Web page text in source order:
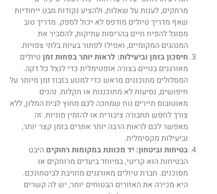
מרתקים, לענות על שאלות, ולהציע נקודות מבט ייחודיות
שאף מדריך טיולים מודפס לא יכול לספק. מדריך טוב
מסוגל להפיח חיים בהריסות עתיקות, להסביר את
המנהגים המקומיים, ואפילו לפתור בעיות בלתי צפויות.
חיסכון בזמן וביעילות: לראות יותר בפחות זמן טיולים
מאורגנים בנויים בצורה אופטימלית כדי לנצל כל דקה.
המסלולים מתוכננים מראש כדי למנוע בזבוז זמן מיותר על
חיפושים, נסיעות לא מתוכננות או תקלות. נהנים
מאוטובוס תיירים נוח שמחכה לכם מחוץ לבית המלון, ללא
צורך לחפש תחבורה ציבורית או להזמין מוניות. זה
מאפשר לכם לראות הרבה יותר אתרים בזמן קצר יותר,
וביעילות מקסימלית.
בטיחות וביטחון: יד מכוונת במקומות רחוקים היבט
הבטיחות הוא קריטי, במיוחד ביעדים מרוחקים או
מסוכנים. חברת טיולים מאורגנים מחויבת לביטחונכם.
היא מכירה את האזורים הבטוחים יותר, יש לה קשרים